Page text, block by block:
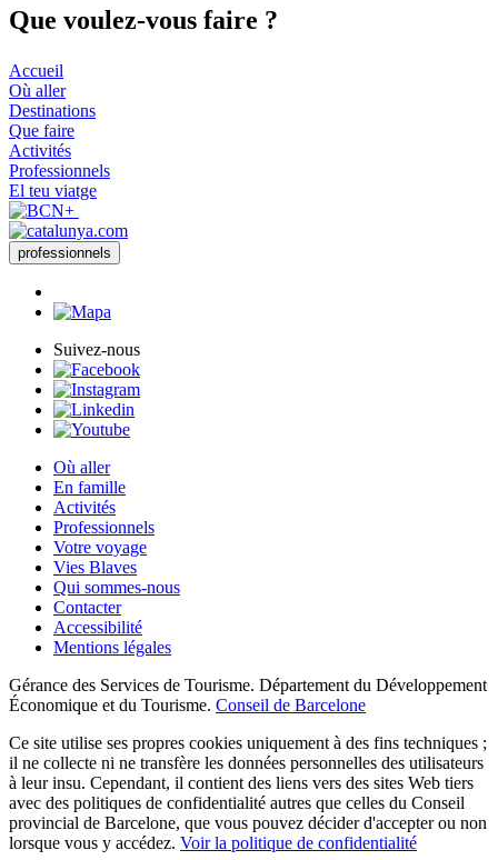
Que voulez-vous faire ?
Accueil
Où aller
Destinations
Que faire
Activités
Professionnels
El teu viatge
professionnels
Suivez-nous
Où aller
En famille
Activités
Professionnels
Votre voyage
Vies Blaves
Qui sommes-nous
Contacter
Accessibilité
Mentions légales
Gérance des Services de Tourisme. Département du Développement
Économique et du Tourisme. Conseil de Barcelone
Ce site utilise ses propres cookies uniquement à des fins techniques ;
il ne collecte ni ne transfère les données personnelles des utilisateurs
à leur insu. Cependant, il contient des liens vers des sites Web tiers
avec des politiques de confidentialité autres que celles du Conseil
provincial de Barcelone, que vous pouvez décider d'accepter ou non
lorsque vous y accédez. Voir la politique de confidentialité